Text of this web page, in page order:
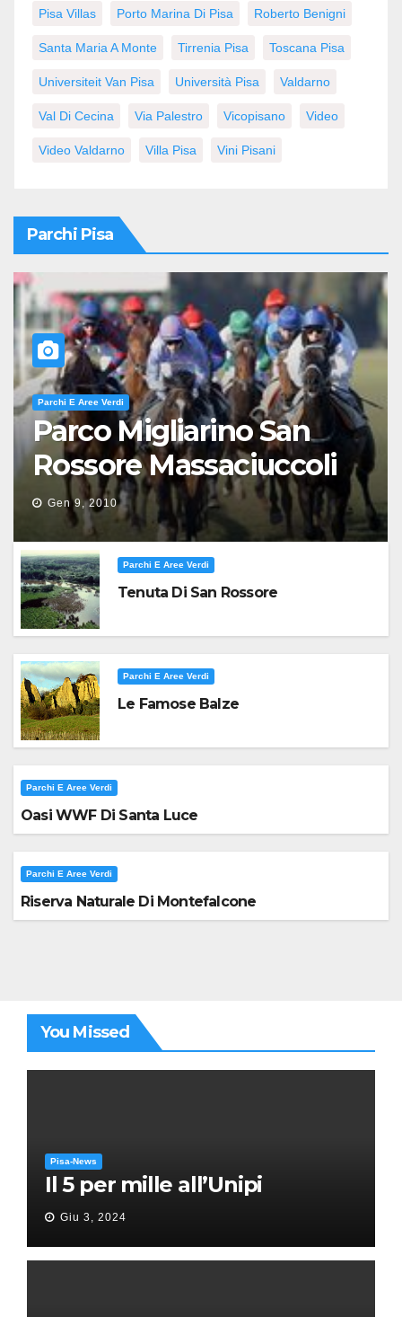
Pisa Villas Porto Marina Di Pisa Roberto Benigni
Santa Maria A Monte Tirrenia Pisa Toscana Pisa
Universiteit Van Pisa Università Pisa Valdarno
Val Di Cecina Via Palestro Vicopisano Video
Video Valdarno Villa Pisa Vini Pisani
Parchi Pisa
Parchi E Aree Verdi
Parco Migliarino San
Rossore Massaciuccoli
Gen 9, 2010
Parchi E Aree Verdi
Tenuta Di San Rossore
Parchi E Aree Verdi
Le Famose Balze
Parchi E Aree Verdi
Oasi WWF Di Santa Luce
Parchi E Aree Verdi
Riserva Naturale Di Montefalcone
You Missed
Pisa-News
Il 5 per mille all’Unipi
Giu 3, 2024